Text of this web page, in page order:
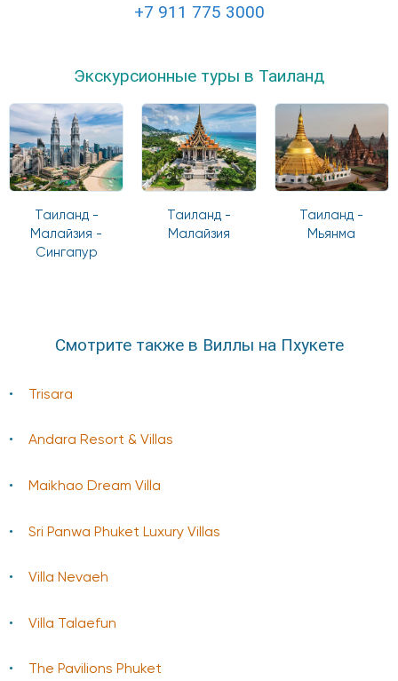
+7 911 775 3000
Экскурсионные туры в Таиланд
Таиланд -
Малайзия -
Сингапур
Таиланд -
Малайзия
Таиланд -
Мьянма
Смотрите также в Виллы на Пхукете
Trisara
Andara Resort & Villas
Maikhao Dream Villa
Sri Panwa Phuket Luxury Villas
Villa Nevaeh
Villa Talaefun
The Pavilions Phuket